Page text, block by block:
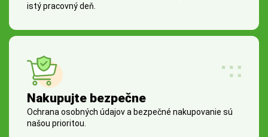
istý pracovný deň.
Nakupujte bezpečne
Ochrana osobných údajov a bezpečné nakupovanie sú
našou prioritou.